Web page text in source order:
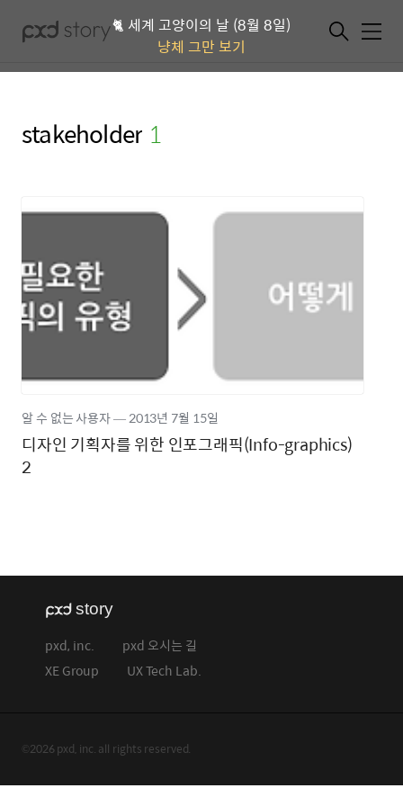
🐈 세계 고양이의 날 (8월 8일)
냥체 그만 보기
메뉴
stakeholder (1)
디자인 기획자를 위한 인포그래픽(Info-graphics)
2
알 수 없는 사용자―2013년 7월 15일
pxd, inc.
pxd 오시는 길
XE Group
UX Tech Lab.
©2026 pxd, inc. all rights reserved.